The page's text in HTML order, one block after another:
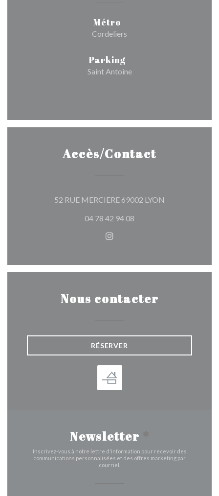
Métro
Cordeliers
Parking
Saint Antoine
Accès/Contact
52 RUE MERCIERE 69002 LYON
04 78 42 94 08
Instagram ((ouvre une
Nous contacter
RÉSERVER
Newsletter
Inscrivez-vous à notre lettre d'information pour recevoir des
communications personnalisées et des offres marketing par
courriel.